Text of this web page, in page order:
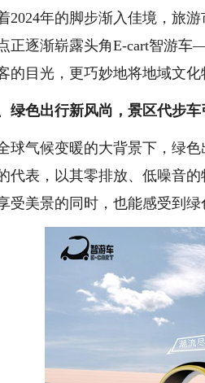
年的脚步渐入佳境，旅游
正逐渐崭露头角E-cart智游
的目光，更巧妙地将地域文
绿色出行新风尚，景区代步
气候变暖的大背景下，绿色
代表，以其零排放、低噪音
受美景的同时，也能感受到